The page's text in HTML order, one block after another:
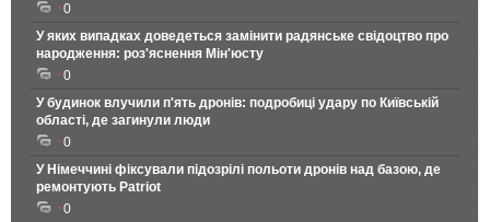
0
У яких випадках доведеться замінити радянське свідоцтво про
народження: роз'яснення Мін'юсту
0
У будинок влучили п'ять дронів: подробиці удару по Київській
області, де загинули люди
0
У Німеччині фіксували підозрілі польоти дронів над базою, де
ремонтують Patriot
0